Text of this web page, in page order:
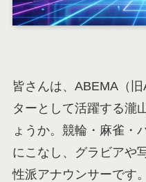
皆さんは、ABEMA（
ターとして活躍する瀧
ょうか。競輪・麻雀・
にこなし、グラビアや
性派アナウンサーです。